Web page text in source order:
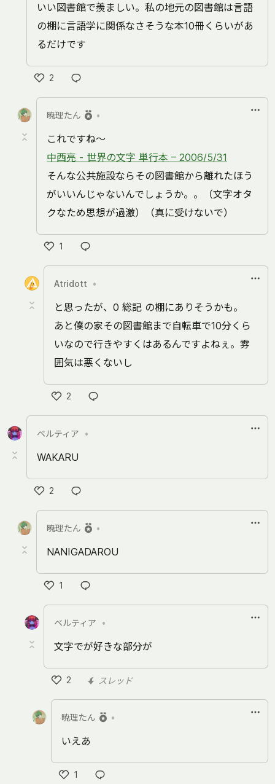
いい図書館で羨ましい。私の地元の図書館は言語
の棚に言語学に関係なさそうな本10冊くらいがあ
るだけです
2
い
ね暁理たん •
これですね～
中西亮 - 世界の文字 単行本 – 2006/5/31
そんな公共施設ならその図書館から離れたほう
がいいんじゃないんでしょうか。。（文字オタ
クなため思想が過激）（真に受けないで）
1
い
ね
Atridott •
と思ったが、0 総記 の棚にありそうかも。
あと僕の家その図書館まで自転車で10分くら
いなので行きやすくはあるんですよねぇ。雰
囲気は悪くないし
2
い
ね
ベルティア •
WAKARU
2
い
ね暁理たん •
NANIGADAROU
1
い
ね
ベルティア •
文字でが好きな部分が
2
い
ね
スレッド
暁理たん •
いえあ
1